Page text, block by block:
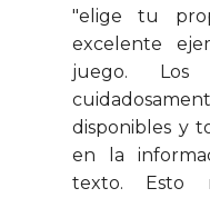
"elige tu
excelente
juego.
disponibles y
en la
texto. Esto